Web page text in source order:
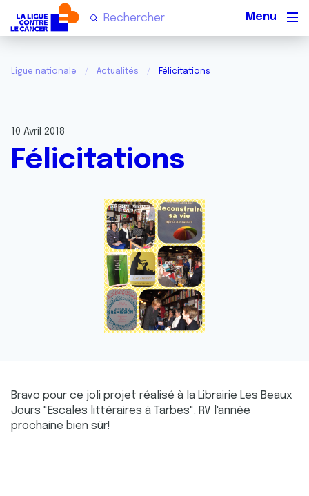
Ligue nationale Actualités Félicitations
10 Avril 2018
Félicitations
Bravo pour ce joli projet réalisé à la Librairie Les Beaux
Jours "Escales littéraires à Tarbes". RV l'année
prochaine bien sûr!